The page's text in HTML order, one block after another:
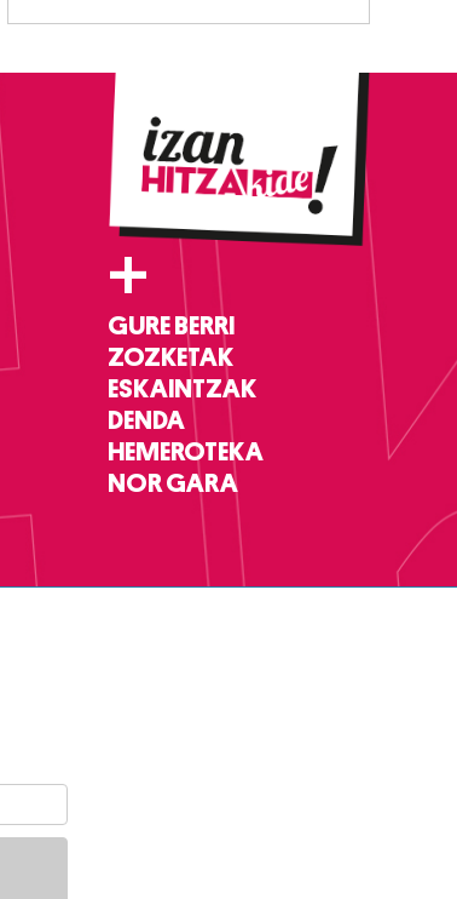
+
GURE BERRI
ZOZKETAK
ESKAINTZAK
DENDA
HEMEROTEKA
NOR GARA